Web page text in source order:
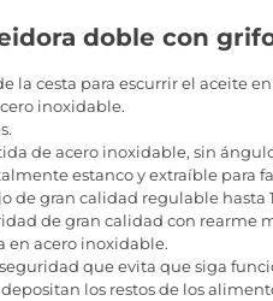
doble con grifo
la cesta para escurrir el aceite
inoxidable.
de acero inoxidable, sin
estanco y extraíble para
de gran calidad regulable hasta
de gran calidad con rearme
en acero inoxidable.
que evita que siga
depositan los restos de los